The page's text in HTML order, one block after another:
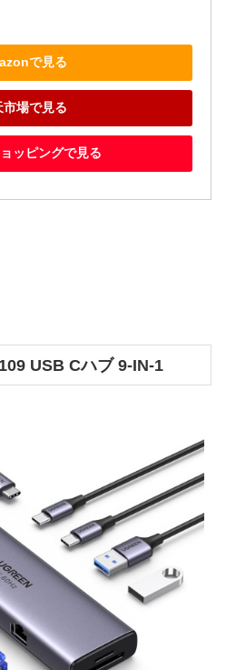
で見る
市場で見る
ッピングで見る
USB Cハブ 9-IN-1